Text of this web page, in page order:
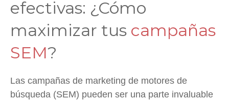
efectivas: ¿Cómo
maximizar tus campañas
SEM?
Las campañas de marketing de motores de
búsqueda (SEM) pueden ser una parte invaluable